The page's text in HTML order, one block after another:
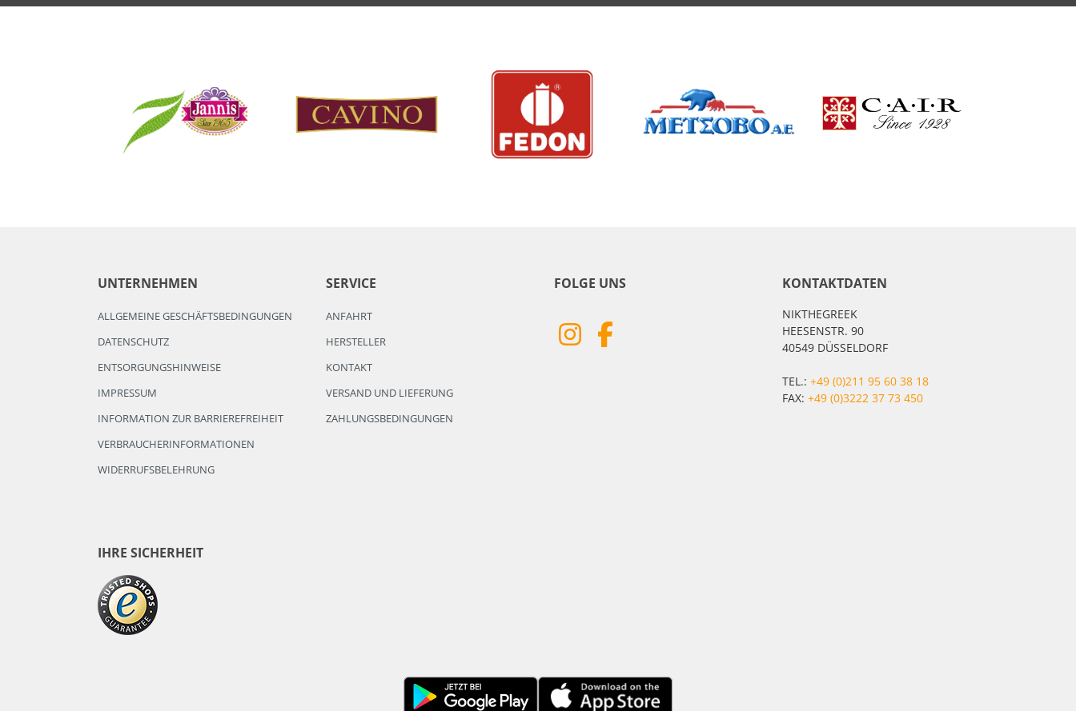
UNTERNEHMEN
ALLGEMEINE GESCHÄFTSBEDINGUNGEN
DATENSCHUTZ
ENTSORGUNGSHINWEISE
IMPRESSUM
INFORMATION ZUR BARRIEREFREIHEIT
VERBRAUCHERINFORMATIONEN
WIDERRUFSBELEHRUNG
SERVICE
ANFAHRT
HERSTELLER
KONTAKT
VERSAND UND LIEFERUNG
ZAHLUNGSBEDINGUNGEN
FOLGE UNS KONTAKTDATEN
NIKTHEGREEK
HEESENSTR. 90
40549 DÜSSELDORF
TEL.: +49 (0)211 95 60 38 18
FAX: +49 (0)3222 37 73 450
IHRE SICHERHEIT